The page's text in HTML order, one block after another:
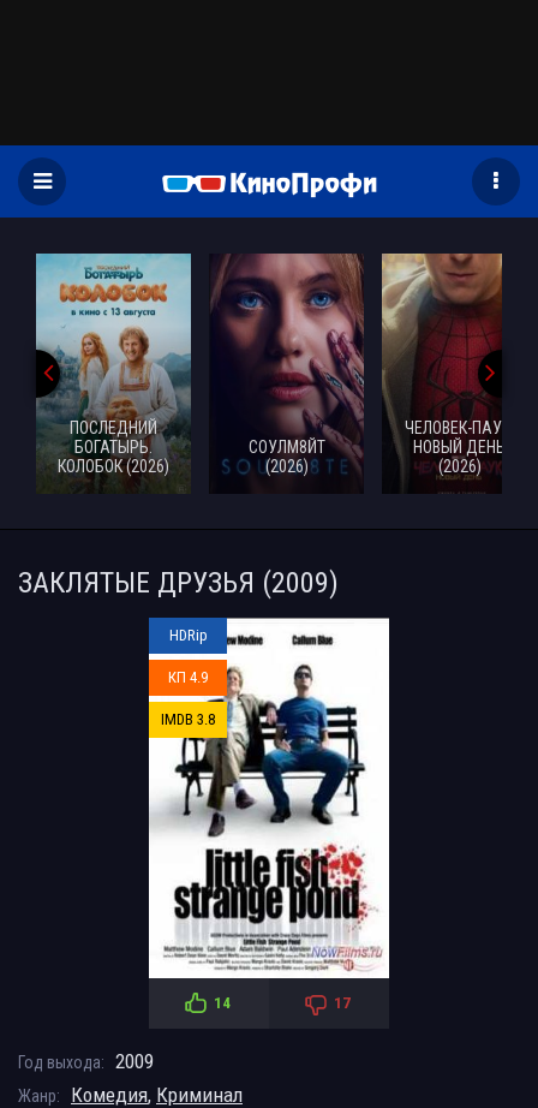
ПОСЛЕДНИЙ
БОГАТЫРЬ.
КОЛОБОК (2026)
СОУЛМ8ЙТ
(2026)
ЧЕЛОВЕК-ПАУК:
НОВЫЙ ДЕНЬ
(2026)
ЗАКЛЯТЫЕ ДРУЗЬЯ (2009)
HDRip
КП 4.9
IMDB 3.8
14 17
Год выхода: 2009
Жанр: Комедия, Криминал